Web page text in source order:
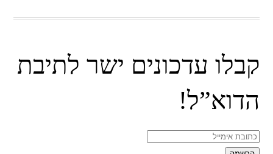
קבלו עדכונים ישר לתיבת
הדוא”ל!